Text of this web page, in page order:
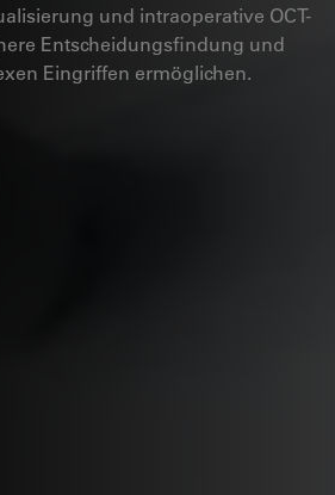
und intraoperative OCT-
Entscheidungsfindung und
Eingriffen ermöglichen.